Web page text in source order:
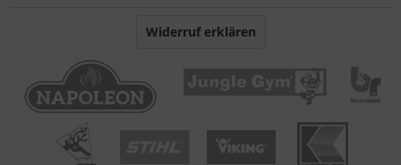
Widerruf erklären